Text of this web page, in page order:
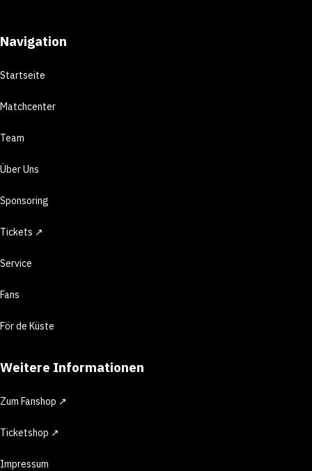
Navigation
Startseite
Matchcenter
Team
Über Uns
Sponsoring
Tickets ↗
Service
Fans
För de Küste
Weitere Informationen
Zum Fanshop ↗
Ticketshop ↗
Impressum